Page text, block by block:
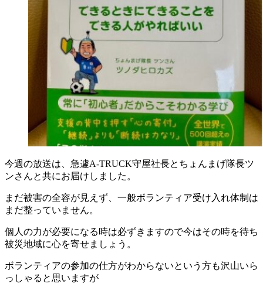
今週の放送は、急遽A-TRUCK守屋社長とちょんまげ隊長ツ
ンさんと共にお届けしました。
まだ被害の全容が見えず、一般ボランティア受け入れ体制は
まだ整っていません。
個人の力が必要になる時は必ずきますので今はその時を待ち
被災地域に心を寄せましょう。
ボランティアの参加の仕方がわからないという方も沢山いら
っしゃると思いますが